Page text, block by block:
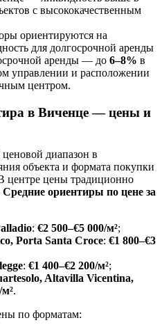
с высококачественным
ориентируются на
для долгосрочной аренды
аренды — до 6–8% в
управлении и расположении
центром.
в Виченце — цены и
диапазон в
объекта и формата покупки
центре цены традиционно
Средние ориентиры по цене за
: €2 500–€5 000/м²;
Porta Santa Croce: €1 800–€3
: €1 400–€2 200/м²;
Altavilla Vicentina,
м².
по форматам: